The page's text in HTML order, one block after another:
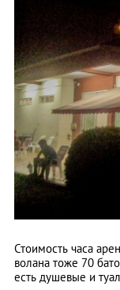
Стоимость часа
волана тоже 70
есть душевые и